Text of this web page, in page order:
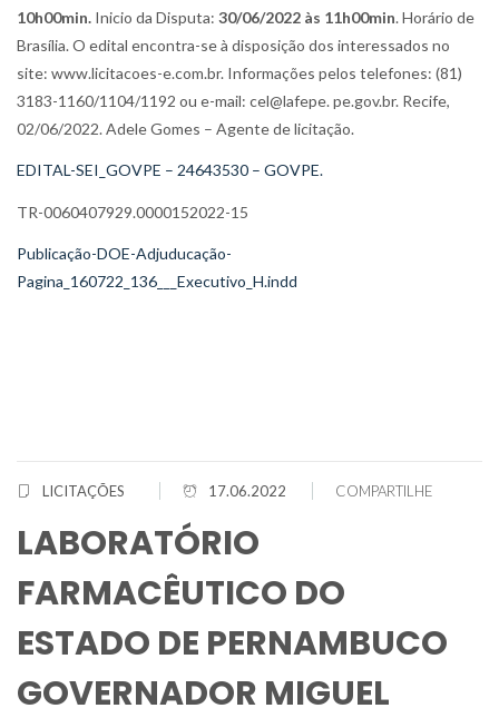
10h00min. Inicio da Disputa: 30/06/2022 às 11h00min. Horário de
Brasília. O edital encontra-se à disposição dos interessados no
site: www.licitacoes-e.com.br. Informações pelos telefones: (81)
3183-1160/1104/1192 ou e-mail: cel@lafepe. pe.gov.br. Recife,
02/06/2022. Adele Gomes – Agente de licitação.
EDITAL-SEI_GOVPE – 24643530 – GOVPE.
TR-0060407929.0000152022-15
Publicação-DOE-Adjuducação-
Pagina_160722_136___Executivo_H.indd
LICITAÇÕES 17.06.2022 COMPARTILHE
LABORATÓRIO
FARMACÊUTICO DO
ESTADO DE PERNAMBUCO
GOVERNADOR MIGUEL